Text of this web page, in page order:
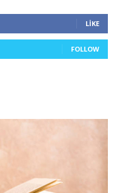
LIKE
FOLLOW